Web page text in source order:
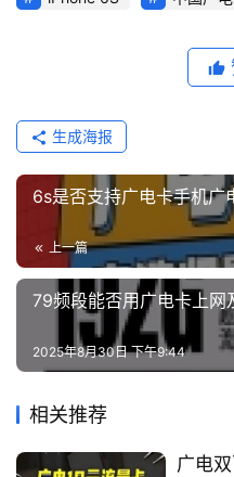
生成海报
6s是否支持广电卡手机广
上一篇
79频段能否用广电卡上网
2025年8月30日 下午9:44
相关推荐
广电